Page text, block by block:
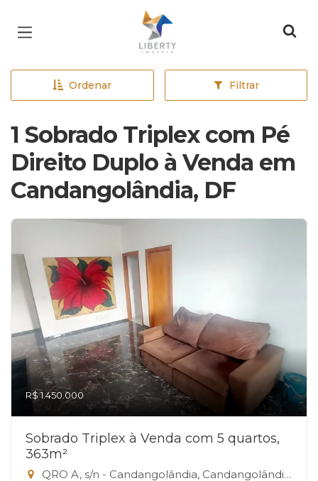
Página inicial
Ordenar Filtrar
1 Sobrado Triplex com Pé
Direito Duplo à Venda em
Candangolândia, DF
R$ 1.450.000
Sobrado Triplex à Venda com 5 quartos,
363m²
QRO A, s/n - Candangolândia, Candangolândia-DF